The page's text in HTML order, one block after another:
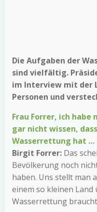
Die Aufgaben der
sind vielfältig.
im Interview mit der
Personen und
Frau Forrer, ich
gar nicht wissen,
Wasserrettung hat …
Birgit Forrer: Das
Bevölkerung noch
haben. Uns stellt man
einem so kleinen
Wasserrettung